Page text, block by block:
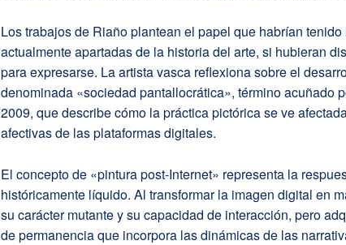
Los trabajos de Riaño plantean el papel que habrían
actualmente apartadas de la historia del arte, si hubieran
para expresarse. La artista vasca reflexiona sobre el
denominada «sociedad pantallocrática», término acuñado
2009, que describe cómo la práctica pictórica se ve
afectivas de las plataformas digitales.
El concepto de «pintura post-Internet» representa la
históricamente líquido. Al transformar la imagen digital en
su carácter mutante y su capacidad de interacción, pero
de permanencia que incorpora las dinámicas de las